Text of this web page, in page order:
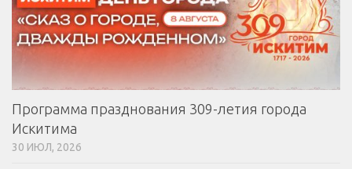
Программа празднования 309-летия города
Искитима
30 ИЮЛ, 2026